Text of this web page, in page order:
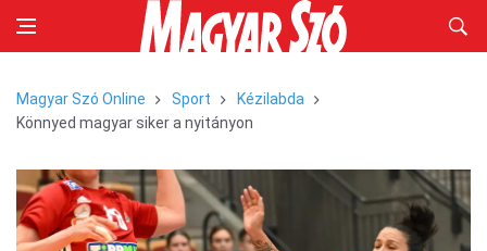
Magyar Szó Online Sport
Kézilabda
Könnyed magyar siker a nyitányon